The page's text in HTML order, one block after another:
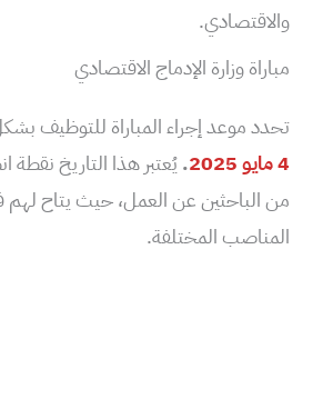
والاقتصادي.
مباراة وزارة الإدماج الاقتصادي
تحدد موعد إجراء المباراة للتوظيف
4 مايو 2025
.يُعتبر هذا التاريخ نقطة
من الباحثين عن العمل، حيث يتاح
المناصب المختلفة.